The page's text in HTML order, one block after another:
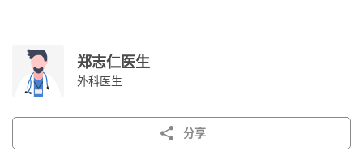
郑志仁医生
外科医生
分享